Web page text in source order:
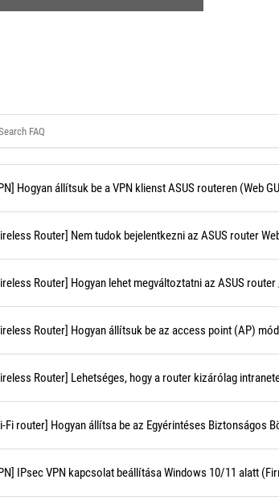
Hogyan állítsuk be a VPN klienst ASUS routeren (Web
Router] Nem tudok bejelentkezni az ASUS router
Router] Hogyan lehet megváltoztatni az ASUS
Router] Hogyan állítsuk be az access point (AP)
Router] Lehetséges, hogy a router kizárólag
Fi router] Hogyan állítsa be az Egyérintéses Biztonságos
IPsec VPN kapcsolat beállítása Windows 10/11 alatt